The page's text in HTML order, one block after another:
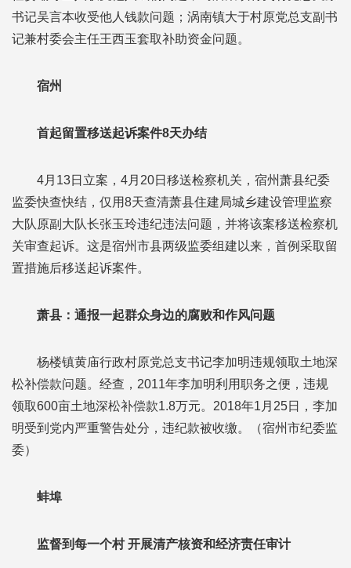
书记吴言本收受他人钱款问题；涡南镇大于村原党总支副书
记兼村委会主任王西玉套取补助资金问题。
宿州
首起留置移送起诉案件8天办结
4月13日立案，4月20日移送检察机关，宿州萧县纪委
监委快查快结，仅用8天查清萧县住建局城乡建设管理监察
大队原副大队长张玉玲违纪违法问题，并将该案移送检察机
关审查起诉。这是宿州市县两级监委组建以来，首例采取留
置措施后移送起诉案件。
萧县：通报一起群众身边的腐败和作风问题
杨楼镇黄庙行政村原党总支书记李加明违规领取土地深
松补偿款问题。经查，2011年李加明利用职务之便，违规
领取600亩土地深松补偿款1.8万元。2018年1月25日，李加
明受到党内严重警告处分，违纪款被收缴。（宿州市纪委监
委）
蚌埠
监督到每一个村 开展清产核资和经济责任审计